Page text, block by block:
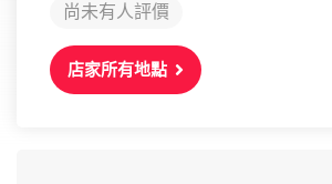
尚未有人評價
店家所有地點